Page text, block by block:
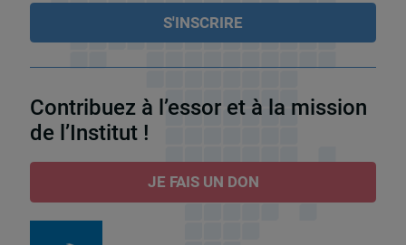
Contribuez à l’essor et à la mission
de l’Institut !
JE FAIS UN DON